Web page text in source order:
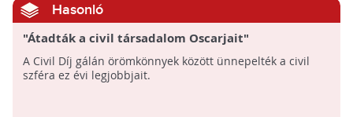
Hasonló
"Átadták a civil társadalom Oscarjait"
A Civil Díj gálán örömkönnyek között ünnepelték a civil
szféra ez évi legjobbjait.